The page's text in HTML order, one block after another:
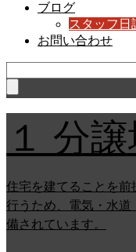
ブログ
スタッフ日
お問い合わせ
１ 分
住宅を建てることを前
行うため、電気・水
備されています。